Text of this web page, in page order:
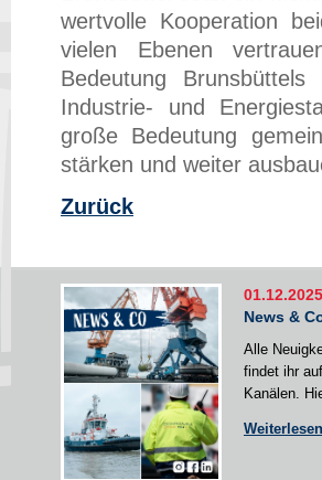
wertvolle Kooperation
vielen Ebenen
Bedeutung
Industrie- und
große Bedeutung
stärken und weiter
Zurück
01.12.2025
News &
Alle
findet ihr
Kanälen.